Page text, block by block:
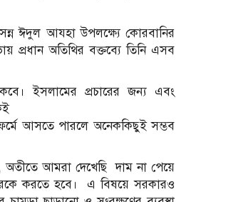
ঈদুল আযহা উপলক্ষ্যে কোরবানির
প্রধান অতিথির বক্তব্যে তিনি এসব
ইসলামের প্রচারের জন্য এবং
আসতে পারলে অনেককিছুই সম্ভব
অতীতে আমরা দেখেছি দাম না পেয়ে
করতে হবে। এ বিষয়ে সরকারও